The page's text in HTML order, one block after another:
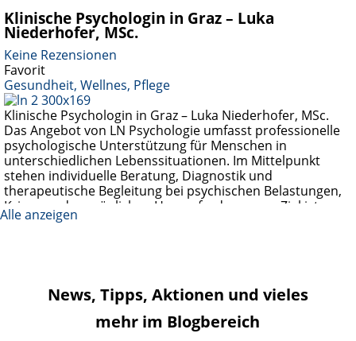
zubereitet, Auf- und Abbau Weiterlesen …
Klinische Psychologin in Graz – Luka
Niederhofer, MSc.
Keine Rezensionen
Favorit
Gesundheit, Wellnes, Pflege
Klinische Psychologin in Graz – Luka Niederhofer, MSc.
Das Angebot von LN Psychologie umfasst professionelle
psychologische Unterstützung für Menschen in
unterschiedlichen Lebenssituationen. Im Mittelpunkt
stehen individuelle Beratung, Diagnostik und
therapeutische Begleitung bei psychischen Belastungen,
Krisen und persönlichen Herausforderungen. Ziel ist es,
gemeinsam neue Perspektiven zu entwickeln, Ressourcen
Alle anzeigen
News, Tipps, Aktionen und vieles
mehr im Blogbereich